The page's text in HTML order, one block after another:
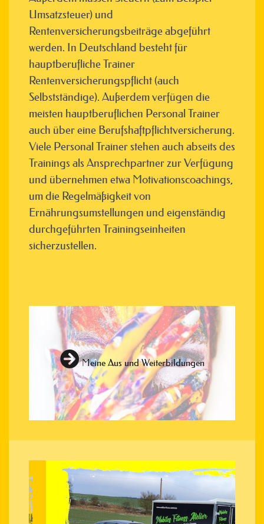
Umsatzsteuer) und
Rentenversicherungsbeiträge abgeführt
werden. In Deutschland besteht für
hauptberufliche Trainer
Rentenversicherungspflicht (auch
Selbstständige). Außerdem verfügen die
meisten hauptberuflichen Personal Trainer
auch über eine Berufshaftpflichtversicherung.
Viele Personal Trainer stehen auch abseits des
Trainings als Ansprechpartner zur Verfügung
und übernehmen etwa Motivationscoachings,
um die Regelmäßigkeit von
Ernährungsumstellungen und eigenständig
durchgeführten Trainingseinheiten
sicherzustellen.
Meine Aus und Weiterbildungen